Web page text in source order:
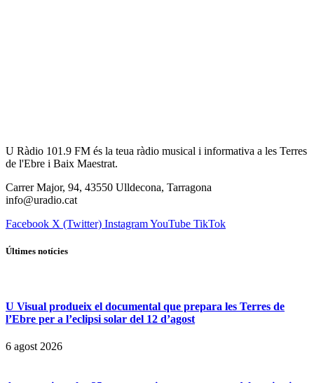
U Ràdio 101.9 FM és la teua ràdio musical i informativa a les Terres
de l'Ebre i Baix Maestrat.
Carrer Major, 94, 43550 Ulldecona, Tarragona
info@uradio.cat
Facebook X (Twitter) InstagramYouTube TikTok
Últimes notícies
U Visual produeix el documental que prepara les Terres de
l’Ebre per a l’eclipsi solar del 12 d’agost
6 agost 2026